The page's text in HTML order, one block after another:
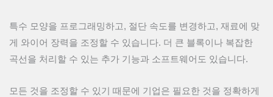
특수 모양을 프로그래밍하고, 절단 속도를 변경하고, 재료에 맞
게 와이어 장력을 조정할 수 있습니다. 더 큰 블록이나 복잡한
곡선을 처리할 수 있는 추가 기능과 소프트웨어도 있습니다.
모든 것을 조정할 수 있기 때문에 기업은 필요한 것을 정확하게